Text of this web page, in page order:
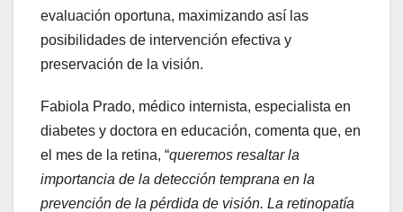
evaluación oportuna, maximizando así las
posibilidades de intervención efectiva y
preservación de la visión.
Fabiola Prado, médico internista, especialista en
diabetes y doctora en educación, comenta que, en
el mes de la retina, “queremos resaltar la
importancia de la detección temprana en la
prevención de la pérdida de visión. La retinopatía